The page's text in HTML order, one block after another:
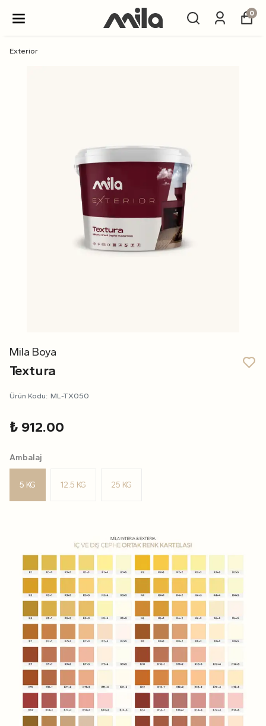
0
Exterior
Mila Boya
Textura
Ürün Kodu: ML-TX050
₺ 912.00
Ambalaj
5 KG 12.5 KG 25 KG